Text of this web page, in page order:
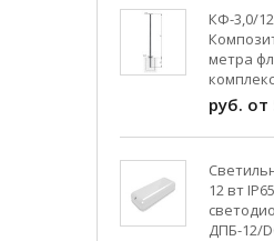
КФ-3,0/
метра
руб. от
12 вт IP65
ДПБ-12/